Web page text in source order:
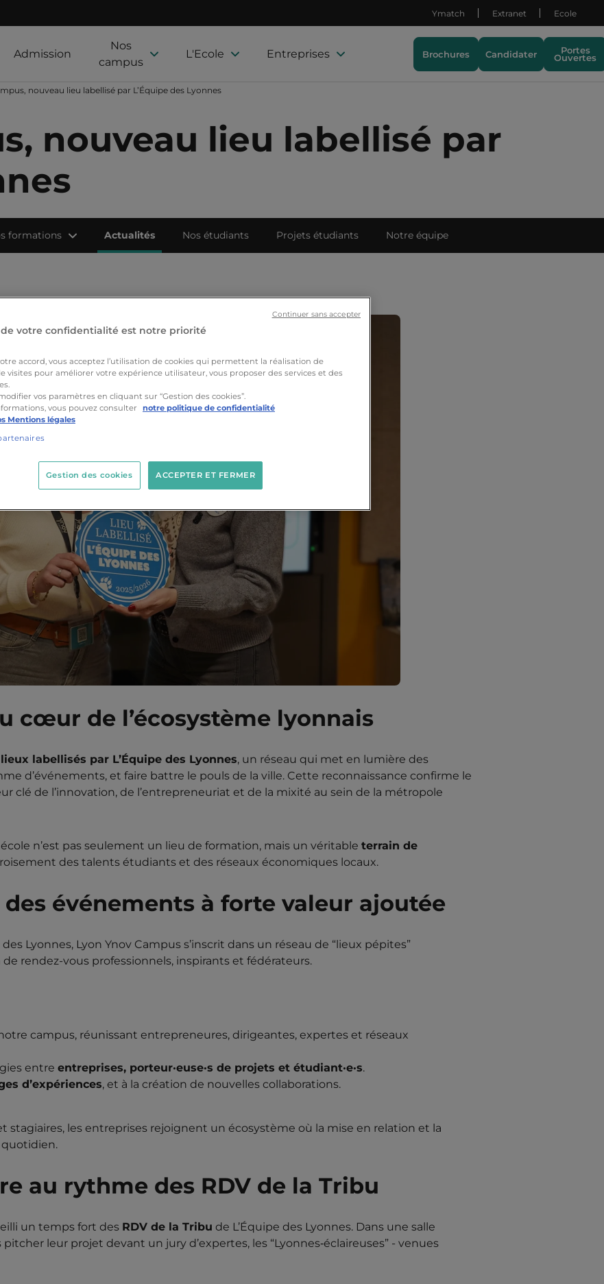
Admission
Nos
campus
L'Ecole Entreprises
Ymatch Extranet Ecole
Brochures Candidater Portes
Ouvertes
nouveau lieu labellisé par L’Équipe des Lyonnes
nouveau lieu labellisé par
formations Actualités Nos étudiants Projets étudiants Notre équipe
cœur de l’écosystème lyonnais
lieux labellisés par L’Équipe des Lyonnes, un réseau qui met en lumière des
d’événements, et faire battre le pouls de la ville. Cette reconnaissance confirme le
de l’innovation, de l’entrepreneuriat et de la mixité au sein de la métropole
n’est pas seulement un lieu de formation, mais un véritable terrain de
des talents étudiants et des réseaux économiques locaux.
événements à forte valeur ajoutée
Lyonnes, Lyon Ynov Campus s’inscrit dans un réseau de “lieux pépites”
rendez-vous professionnels, inspirants et fédérateurs.
campus, réunissant entrepreneures, dirigeantes, expertes et réseaux
entre entreprises, porteur·euse·s de projets et étudiant·e·s.
d’expériences, et à la création de nouvelles collaborations.
stagiaires, les entreprises rejoignent un écosystème où la mise en relation et la
au rythme des RDV de la Tribu
un temps fort des RDV de la Tribu de L’Équipe des Lyonnes. Dans une salle
leur projet devant un jury d’expertes, les “Lyonnes‑éclaireuses” - venues
de votre confidentialité est notre priorité
accord, vous acceptez l’utilisation de cookies qui permettent la réalisation de
visites pour améliorer votre expérience utilisateur, vous proposer des services et des
vos paramètres en cliquant sur “Gestion des cookies”.
vous pouvez consulter
notre politique de confidentialité
Mentions légales
ACCEPTER ET FERMER
Gestion des cookies
Continuer sans accepter